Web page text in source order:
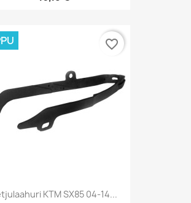
KTM SX85 04-14...
favorite_border